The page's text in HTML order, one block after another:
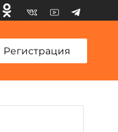
Регистрация